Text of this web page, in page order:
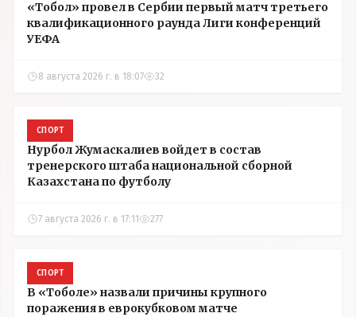
«Тобол» провел в Сербии первый матч третьего
квалификационного раунда Лиги конференций
УЕФА
8 августа 2026 г. в 18:07 32
СПОРТ
Нурбол Жумаскалиев войдет в состав
тренерского штаба национальной сборной
Казахстана по футболу
7 августа 2026 г. в 17:11 277
СПОРТ
В «Тоболе» назвали причины крупного
поражения в еврокубковом матче